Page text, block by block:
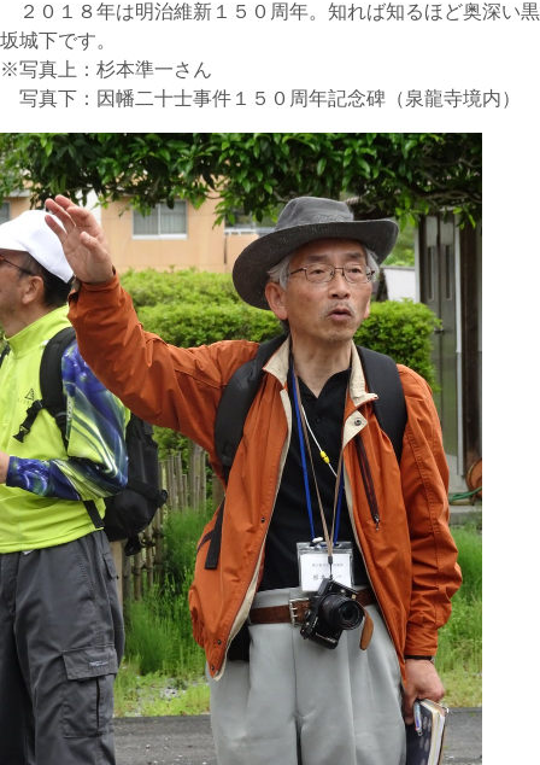
２０１８年は明治維新１５０周年。知れば知るほど奥深い黒
坂城下です。
※写真上：杉本準一さん
写真下：因幡二十士事件１５０周年記念碑（泉龍寺境内）